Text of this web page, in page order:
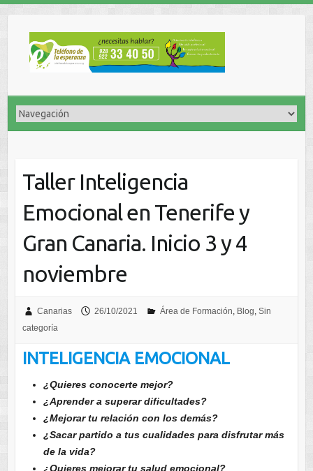
Taller Inteligencia
Emocional en Tenerife y
Gran Canaria. Inicio 3 y 4
noviembre
Canarias 26/10/2021 Área de Formación, Blog, Sin
categoría
INTELIGENCIA EMOCIONAL
¿Quieres conocerte mejor?
¿Aprender a superar dificultades?
¿Mejorar tu relación con los demás?
¿Sacar partido a tus cualidades para disfrutar más
de la vida?
¿Quieres mejorar tu salud emocional?